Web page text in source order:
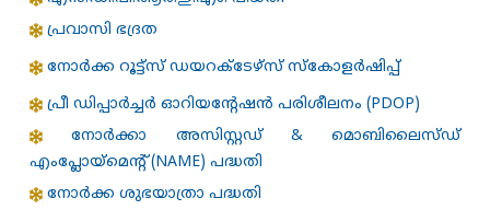
പ്രവാസി ഭദ്രത
നോർക്ക റൂട്ട്സ് ഡയറക്ടേഴ്‌സ് സ്കോളർഷിപ്പ്
പ്രീ ഡിപ്പാർച്ചർ ഓറിയന്റേഷൻ പരിശീലനം (PDOP)
നോർക്കാ അസിസ്റ്റഡ് & മൊബിലൈസ്ഡ്
എംപ്ലോയ്‌മെന്റ് (NAME) പദ്ധതി
നോര്‍ക്ക ശുഭയാത്രാ പദ്ധതി